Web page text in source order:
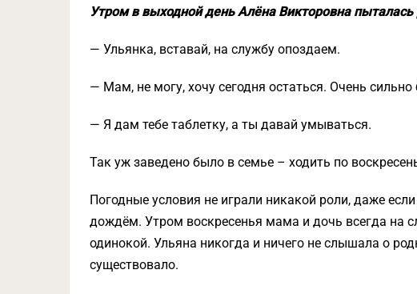
Утром в выходной день Алёна Викторовна пыталась
— Ульянка, вставай, на службу опоздаем.
— Мам, не могу, хочу сегодня остаться. Очень сильно
— Я дам тебе таблетку, а ты давай умываться.
Так уж заведено было в семье – ходить по
Погодные условия не играли никакой роли, даже
дождём. Утром воскресенья мама и дочь всегда на
одинокой. Ульяна никогда и ничего не слышала о
существовало.